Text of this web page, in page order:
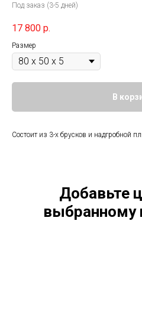
Под заказ (3-5 дней)
17 800 р.
Размер
В
Состоит из 3-х брусков и надгробной
Добавьте
выбранному